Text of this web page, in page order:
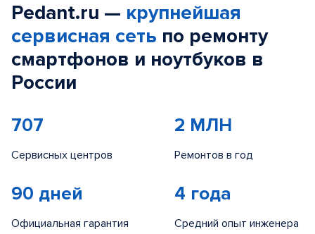
Pedant.ru — крупнейшая
сервисная сеть по ремонту
смартфонов и ноутбуков в
России
707
Сервисных центров
2 МЛН
Ремонтов в год
90 дней
Официальная гарантия
4 года
Средний опыт инженера